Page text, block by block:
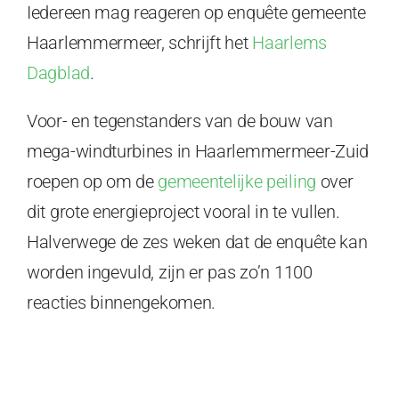
Iedereen mag reageren op enquête gemeente
Haarlemmermeer, schrijft het Haarlems
Dagblad.
Voor- en tegenstanders van de bouw van
mega-windturbines in Haarlemmermeer-Zuid
roepen op om de gemeentelijke peiling over
dit grote energieproject vooral in te vullen.
Halverwege de zes weken dat de enquête kan
worden ingevuld, zijn er pas zo’n 1100
reacties binnengekomen.